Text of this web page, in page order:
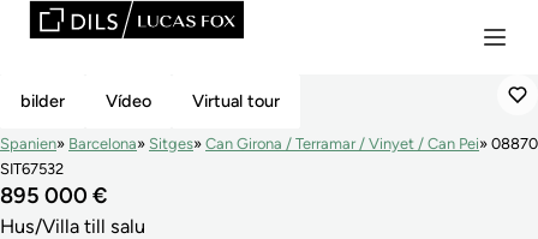
Reserverad
bilder Vídeo Virtual tour
Spanien Barcelona Sitges Can Girona / Terramar / Vinyet / Can Pei
08870
SIT67532
895 000 €
Hus/Villa till salu